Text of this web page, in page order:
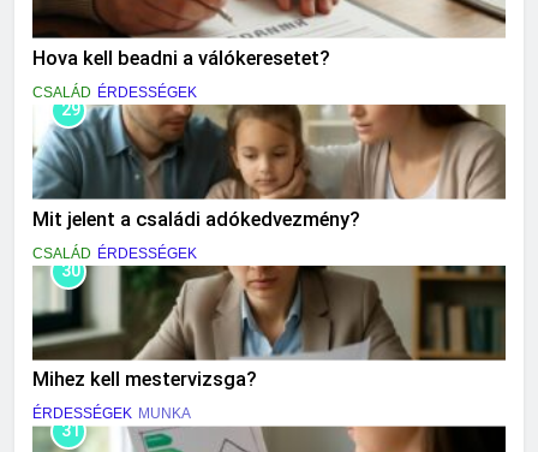
Hova kell beadni a válókeresetet?
CSALÁD ÉRDESSÉGEK
29
Mit jelent a családi adókedvezmény?
CSALÁD ÉRDESSÉGEK
30
Mihez kell mestervizsga?
ÉRDESSÉGEK MUNKA
31